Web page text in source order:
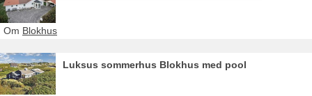
Om Blokhus
Luksus sommerhus Blokhus med pool